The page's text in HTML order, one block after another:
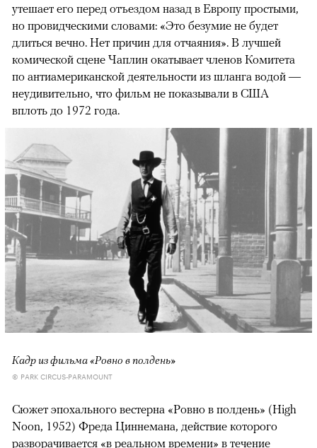
утешает его перед отъездом назад в Европу простыми,
но провидческими словами: «Это безумие не будет
длиться вечно. Нет причин для отчаяния». В лучшей
комической сцене Чаплин окатывает членов Комитета
по антиамериканской деятельности из шланга водой —
неудивительно, что фильм не показывали в США
вплоть до 1972 года.
Кадр из фильма «Ровно в полдень»
© PARK CIRCUS-PARAMOUNT
Сюжет эпохального вестерна «Ровно в полдень» (High
Noon, 1952) Фреда Циннемана, действие которого
разворачивается «в реальном времени» в течение